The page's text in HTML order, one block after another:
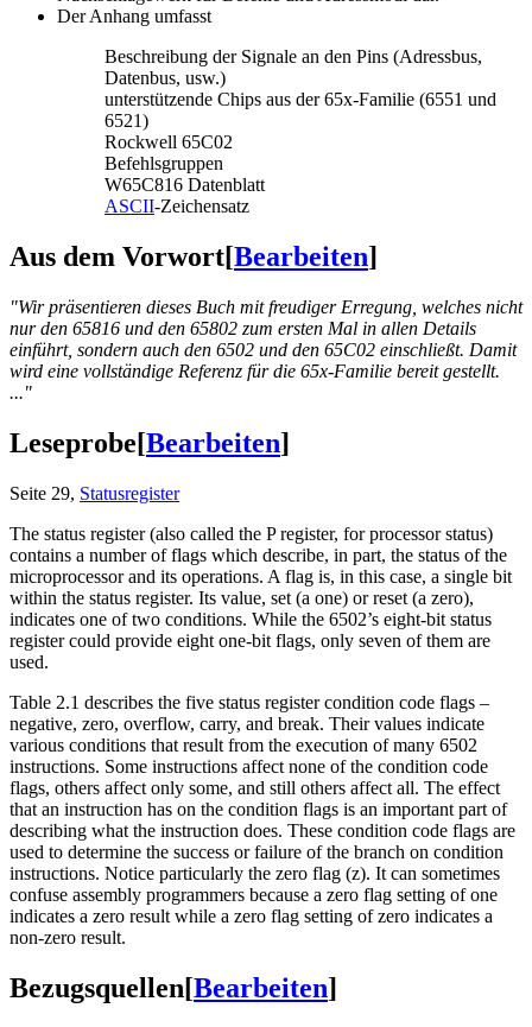
Der Anhang umfasst
Beschreibung der Signale an den Pins (Adressbus,
Datenbus, usw.)
unterstützende Chips aus der 65x-Familie (6551 und
6521)
Rockwell 65C02
Befehlsgruppen
W65C816 Datenblatt
ASCII-Zeichensatz
Aus dem Vorwort[Bearbeiten]
"Wir präsentieren dieses Buch mit freudiger Erregung, welches nicht
nur den 65816 und den 65802 zum ersten Mal in allen Details
einführt, sondern auch den 6502 und den 65C02 einschließt. Damit
wird eine vollständige Referenz für die 65x-Familie bereit gestellt.
..."
Leseprobe[Bearbeiten]
Seite 29, Statusregister
The status register (also called the P register, for processor status)
contains a number of flags which describe, in part, the status of the
microprocessor and its operations. A flag is, in this case, a single bit
within the status register. Its value, set (a one) or reset (a zero),
indicates one of two conditions. While the 6502’s eight-bit status
register could provide eight one-bit flags, only seven of them are
used.
Table 2.1 describes the five status register condition code flags –
negative, zero, overflow, carry, and break. Their values indicate
various conditions that result from the execution of many 6502
instructions. Some instructions affect none of the condition code
flags, others affect only some, and still others affect all. The effect
that an instruction has on the condition flags is an important part of
describing what the instruction does. These condition code flags are
used to determine the success or failure of the branch on condition
instructions. Notice particularly the zero flag (z). It can sometimes
confuse assembly programmers because a zero flag setting of one
indicates a zero result while a zero flag setting of zero indicates a
non-zero result.
Bezugsquellen[Bearbeiten]